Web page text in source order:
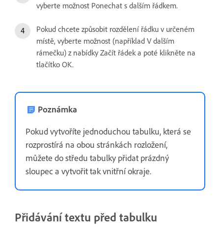
vyberte možnost Ponechat s dalším řádkem.
Pokud chcete způsobit rozdělení řádku v určeném
místě, vyberte možnost (například V dalším
rámečku) z nabídky Začít řádek a poté klikněte na
tlačítko OK.
Poznámka
Pokud vytvoříte jednoduchou tabulku, která se
rozprostírá na obou stránkách rozložení,
můžete do středu tabulky přidat prázdný
sloupec a vytvořit tak vnitřní okraje.
Přidávání textu před tabulku